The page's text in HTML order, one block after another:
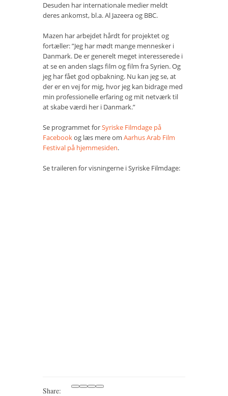
Desuden har internationale medier meldt
deres ankomst, bl.a. Al Jazeera og BBC.
Mazen har arbejdet hårdt for projektet og
fortæller: ”Jeg har mødt mange mennesker i
Danmark. De er generelt meget interesserede i
at se en anden slags film og film fra Syrien. Og
jeg har fået god opbakning. Nu kan jeg se, at
der er en vej for mig, hvor jeg kan bidrage med
min professionelle erfaring og mit netværk til
at skabe værdi her i Danmark.”
Se programmet forSyriske Filmdage på
Facebookog læs mere om Aarhus Arab Film
Festival på hjemmesiden.
Se traileren for visningerne i Syriske Filmdage:
Share: